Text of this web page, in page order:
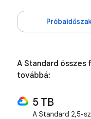
A Standard összes
továbbá:
5 TB
A Standard 2,5-